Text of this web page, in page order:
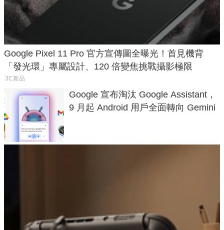
Google Pixel 11 Pro 官方宣傳圖全曝光！首見機背
「發光環」專屬設計、120 倍變焦挑戰攝影極限
3C新品
Google 宣布淘汰 Google Assistant，
9 月起 Android 用戶全面轉向 Gemini